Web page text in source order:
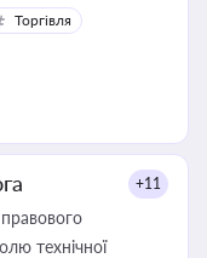
Торгівля
+11
технічної